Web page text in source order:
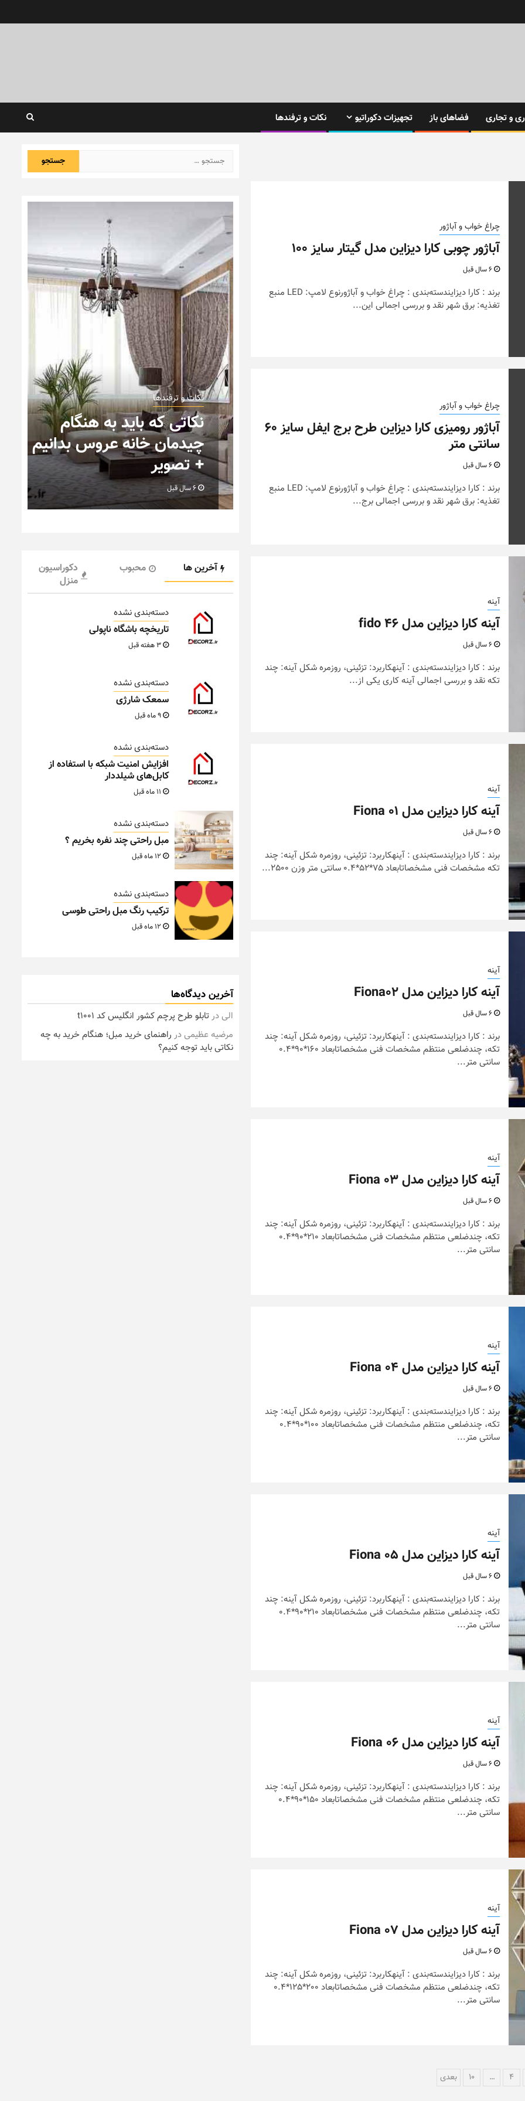
و تجاری فضاهای باز تجهیزات دکوراتیو
نکات و ترفندها
چراغ خواب و آباژور
آباژور چوبی کارا دیزاین مدل گیتار سایز ۱۰۰
6 سال قبل
برند : کارا دیزایندسته‌بندی : چراغ خواب و آباژورنوع لامپ: LED منبع
تغذیه: برق شهر نقد و بررسی اجمالی این...
چراغ خواب و آباژور
آباژور رومیزی کارا دیزاین طرح برج ایفل سایز ۶۰
سانتی متر
6 سال قبل
برند : کارا دیزایندسته‌بندی : چراغ خواب و آباژورنوع لامپ: LED منبع
تغذیه: برق شهر نقد و بررسی اجمالی برج...
آینه
آینه کارا دیزاین مدل fido 46
6 سال قبل
برند : کارا دیزایندسته‌بندی : آینهکاربرد: تزئینی، روزمره شکل آینه: چند
تکه نقد و بررسی اجمالی آینه کاری یکی از...
آینه
آینه کارا دیزاین مدل Fiona 01
6 سال قبل
برند : کارا دیزایندسته‌بندی : آینهکاربرد: تزئینی، روزمره شکل آینه: چند
تکه مشخصات فنی مشخصاتابعاد 75*52*0.4 سانتی متر وزن 2500...
آینه
آینه کارا دیزاین مدل Fiona02
6 سال قبل
برند : کارا دیزایندسته‌بندی : آینهکاربرد: تزئینی، روزمره شکل آینه: چند
تکه، چندضلعی منتظم مشخصات فنی مشخصاتابعاد 160*90*0.4
سانتی متر...
آینه
آینه کارا دیزاین مدل Fiona 03
6 سال قبل
برند : کارا دیزایندسته‌بندی : آینهکاربرد: تزئینی، روزمره شکل آینه: چند
تکه، چندضلعی منتظم مشخصات فنی مشخصاتابعاد 210*90*0.4
سانتی متر...
آینه
آینه کارا دیزاین مدل Fiona 04
6 سال قبل
برند : کارا دیزایندسته‌بندی : آینهکاربرد: تزئینی، روزمره شکل آینه: چند
تکه، چندضلعی منتظم مشخصات فنی مشخصاتابعاد 100*90*0.4
سانتی متر...
آینه
آینه کارا دیزاین مدل Fiona 05
6 سال قبل
برند : کارا دیزایندسته‌بندی : آینهکاربرد: تزئینی، روزمره شکل آینه: چند
تکه، چندضلعی منتظم مشخصات فنی مشخصاتابعاد 210*90*0.4
سانتی متر...
آینه
آینه کارا دیزاین مدل Fiona 06
6 سال قبل
برند : کارا دیزایندسته‌بندی : آینهکاربرد: تزئینی، روزمره شکل آینه: چند
تکه، چندضلعی منتظم مشخصات فنی مشخصاتابعاد 150*90*0.4
سانتی متر...
آینه
آینه کارا دیزاین مدل Fiona 07
6 سال قبل
برند : کارا دیزایندسته‌بندی : آینهکاربرد: تزئینی، روزمره شکل آینه: چند
تکه، چندضلعی منتظم مشخصات فنی مشخصاتابعاد 200*125*0.4
سانتی متر...
4
…
10 بعدی
جستجو
برای:
اتاق کار
نکاتی که باید به هنگام
چیدمان خانه عروس بدانیم
6 سال قبل
نکات و ترفندها
تصاویر جدید از خانه های
رویایی خاص و متفاوت
آخرین ها محبوب
دکوراسیون
منزل
دسته‌بندی نشده
تاریخچه باشگاه ناپولی
دسته‌بندی نشده
سمعک شارژی
دسته‌بندی نشده
افزایش امنیت شبکه با استفاده از
کابل‌های شیلددار
دسته‌بندی نشده
مبل راحتی چند نفره بخریم ؟
دسته‌بندی نشده
ترکیب رنگ مبل راحتی طوسی
آخرین دیدگاه‌ها
الیدرتابلو طرح پرچم کشور انگلیس کد t1001
مرضیه عظیمیدر راهنمای خرید مبل؛ هنگام خرید به چه
نکاتی باید توجه کنیم؟